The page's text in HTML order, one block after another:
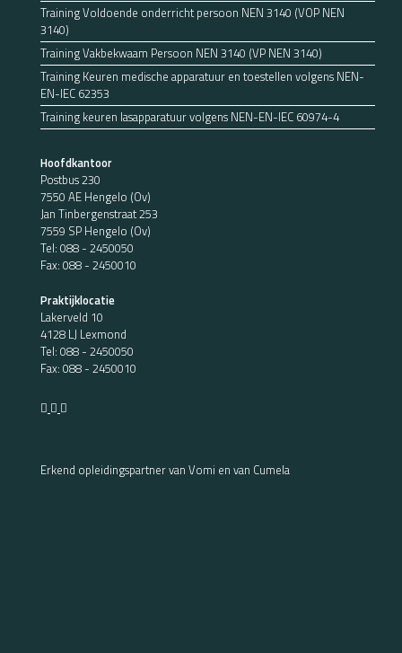
Training Voldoende onderricht persoon NEN 3140 (VOP NEN
3140)
Training Vakbekwaam Persoon NEN 3140 (VP NEN 3140)
Training Keuren medische apparatuur en toestellen volgens NEN-
EN-IEC 62353
Training keuren lasapparatuur volgens NEN-EN-IEC 60974-4
Hoofdkantoor
Postbus 230
7550 AE Hengelo (Ov)
Jan Tinbergenstraat 253
7559 SP Hengelo (Ov)
Tel: 088 - 2450050
Fax: 088 - 2450010
Praktijklocatie
Lakerveld 10
4128 LJ Lexmond
Tel: 088 - 2450050
Fax: 088 - 2450010
Erkend opleidingspartner van Vomi en van Cumela